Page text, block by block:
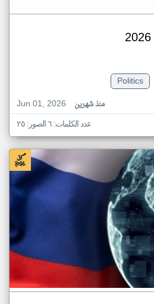
Politics
Jun 01, 2026
منذ شهرين
عدد الكلمات: ٦ الصور: ٢٥